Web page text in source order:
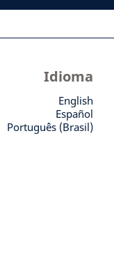
Idioma
English
Español
Português (Brasil)